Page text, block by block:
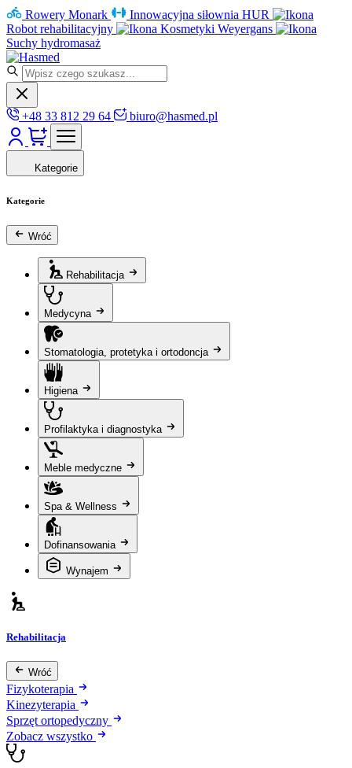
Rowery Monark
Innowacyjna siłownia HUR
Robot rehabilitacyjny
Kosmetyki Weyergans
Suchy hydromasaż
+48 33 812 29 64 biuro@hasmed.pl
Kategorie
Kategorie
Wróć
Rehabilitacja
Medycyna
Stomatologia, protetyka i ortodoncja
Higiena
Profilaktyka i diagnostyka
Meble medyczne
Spa & Wellness
Dofinansowania
Wynajem
Rehabilitacja
Wróć
Fizykoterapia
Kinezyterapia
Sprzęt ortopedyczny
Zobacz wszystko